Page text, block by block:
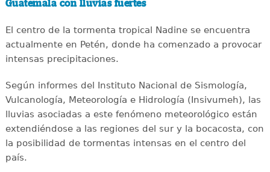
Guatemala con lluvias fuertes
El centro de la tormenta tropical Nadine se encuentra
actualmente en Petén, donde ha comenzado a provocar
intensas precipitaciones.
Según informes del Instituto Nacional de Sismología,
Vulcanología, Meteorología e Hidrología (Insivumeh), las
lluvias asociadas a este fenómeno meteorológico están
extendiéndose a las regiones del sur y la bocacosta, con
la posibilidad de tormentas intensas en el centro del
país.